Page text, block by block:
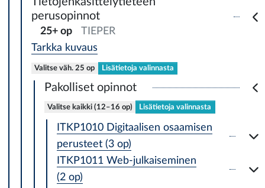
perusopinnot
25+ op
TIEPER
Tarkka kuvaus
Valitse väh. 25 op Lisätietoja valinnasta
Pakolliset opinnot
Valitse kaikki (12–16 op) Lisätietoja valinnasta
ITKP1010 Digitaalisen osaamisen
perusteet (3 op)
ITKP1011 Web-julkaiseminen
(2 op)